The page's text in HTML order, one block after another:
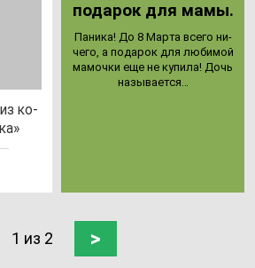
ко­
по­да­рок для ма­мы.
Пани­ка! До 8 Мар­та все­го ни­
че­го, а по­да­рок для лю­би­мой
ма­моч­ки еще не ку­пи­ла! Дочь
на­зы­ва­ет­ся…
1 из 2 >